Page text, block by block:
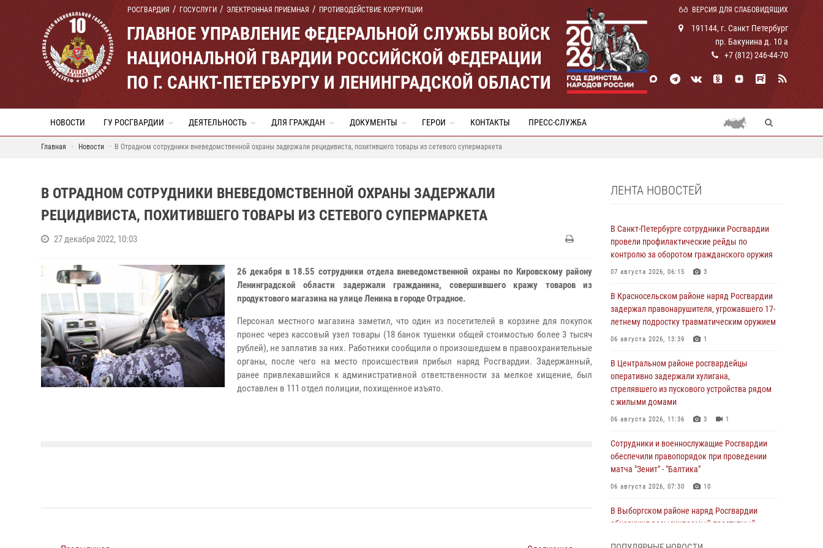
РОСГВАРДИЯ ГОСУСЛУГИ ЭЛЕКТРОННАЯ ПРИЕМНАЯ ПРОТИВОДЕЙСТВИЕ КОРРУПЦИИ ВЕРСИЯ ДЛЯ СЛАБОВИДЯЩИХ
ГЛАВНОЕ УПРАВЛЕНИЕ ФЕДЕРАЛЬНОЙ СЛУЖБЫ ВОЙСК
НАЦИОНАЛЬНОЙ ГВАРДИИ РОССИЙСКОЙ ФЕДЕРАЦИИ
ПО Г. САНКТ-ПЕТЕРБУРГУ И ЛЕНИНГРАДСКОЙ ОБЛАСТИ
191144, г. Санкт Петербург
пр. Бакунина д. 10 а
+7 (812) 246-44-70
НОВОСТИ ГУ РОСГВАРДИИ ДЕЯТЕЛЬНОСТЬ ДЛЯ ГРАЖДАН ДОКУМЕНТЫ ГЕРОИ КОНТАКТЫ ПРЕСС-СЛУЖБА
Главная Новости В Отрадном сотрудники вневедомственной охраны задержали рецидивиста, похитившего товары из сетевого супермаркета
В ОТРАДНОМ СОТРУДНИКИ ВНЕВЕДОМСТВЕННОЙ ОХРАНЫ ЗАДЕРЖАЛИ
РЕЦИДИВИСТА, ПОХИТИВШЕГО ТОВАРЫ ИЗ СЕТЕВОГО СУПЕРМАРКЕТА
27 декабря 2022, 10:03
26 декабря в 18.55 сотрудники отдела вневедомственной охраны по Кировскому району
Ленинградской области задержали гражданина, совершившего кражу товаров из
продуктового магазина на улице Ленина в городе Отрадное.
Персонал местного магазина заметил, что один из посетителей в корзине для покупок
пронес через кассовый узел товары (18 банок тушенки общей стоимостью более 3 тысяч
рублей), не заплатив за них. Работники сообщили о произошедшем в правоохранительные
органы, после чего на место происшествия прибыл наряд Росгвардии. Задержанный,
ранее привлекавшийся к административной ответственности за мелкое хищение, был
доставлен в 111 отдел полиции, похищенное изъято.
ЛЕНТА НОВОСТЕЙ
В Санкт-Петербурге сотрудники Росгвардии
провели профилактические рейды по
контролю за оборотом гражданского оружия
07 августа 2026, 06:15 3
В Красносельском районе наряд Росгвардии
задержал правонарушителя, угрожавшего 17-
летнему подростку травматическим оружием
06 августа 2026, 13:39 1
В Центральном районе росгвардейцы
оперативно задержали хулигана,
стрелявшего из пускового устройства рядом
с жилыми домами
06 августа 2026, 11:36 3 1
Сотрудники и военнослужащие Росгвардии
обеспечили правопорядок при проведении
матча "Зенит" - "Балтика"
06 августа 2026, 07:30 10
В Выборгском районе наряд Росгвардии
обнаружил разыскиваемый преступный